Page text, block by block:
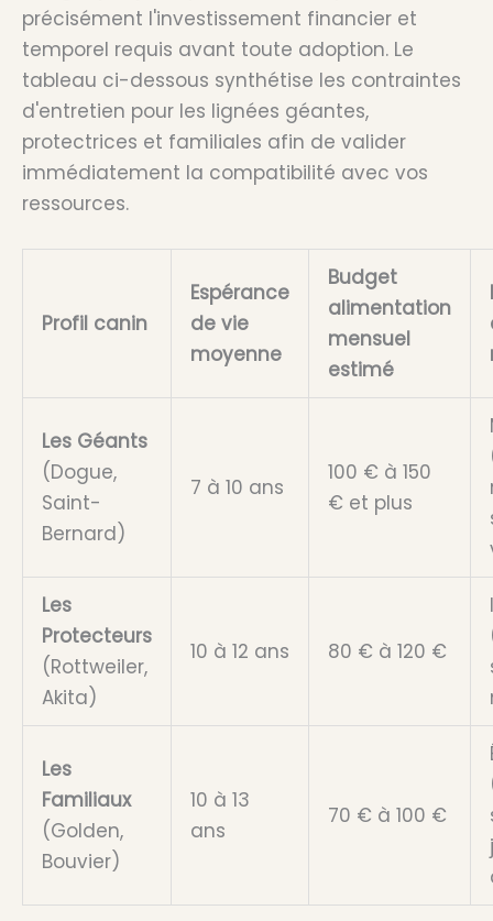
précisément l'investissement financier et
temporel requis avant toute adoption. Le
tableau ci-dessous synthétise les contraintes
d'entretien pour les lignées géantes,
protectrices et familiales afin de valider
immédiatement la compatibilité avec vos
ressources.
Profil canin
Espérance
de vie
moyenne
Budget
alimentation
mensuel
estimé
Les Géants
(Dogue,
Saint-
Bernard)
7 à 10 ans
100 € à 150
€ et plus
Les
Protecteurs
(Rottweiler,
Akita)
10 à 12 ans 80 € à 120 €
Les
Familiaux
(Golden,
Bouvier)
10 à 13
ans
70 € à 100 €